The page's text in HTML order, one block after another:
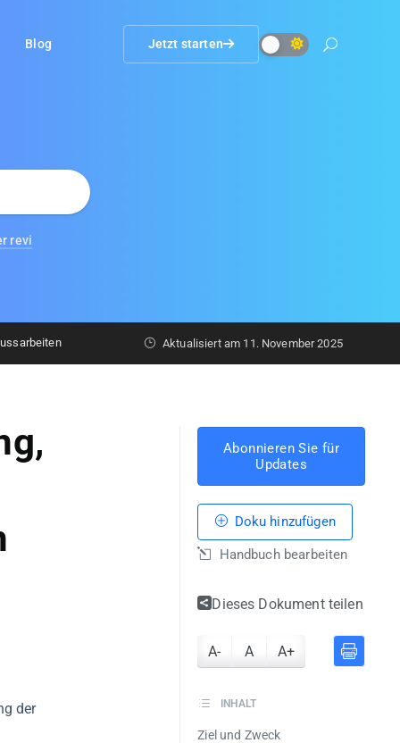
Blog Jetzt starten
revi
Aktualisiert am 11. November 2025
der
Abonnieren Sie für
Updates
Handbuch bearbeiten
Doku hinzufügen
Dieses Dokument teilen
A- A A+
INHALT
Ziel und Zweck